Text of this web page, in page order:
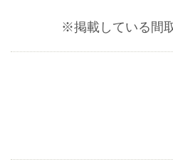
※掲載している間